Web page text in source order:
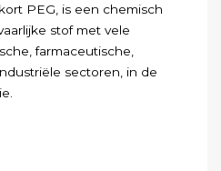
PEG, is een chemisch
stof met vele
farmaceutische,
sectoren, in de